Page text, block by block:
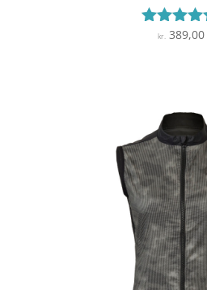
Vurderet
kr.389,00